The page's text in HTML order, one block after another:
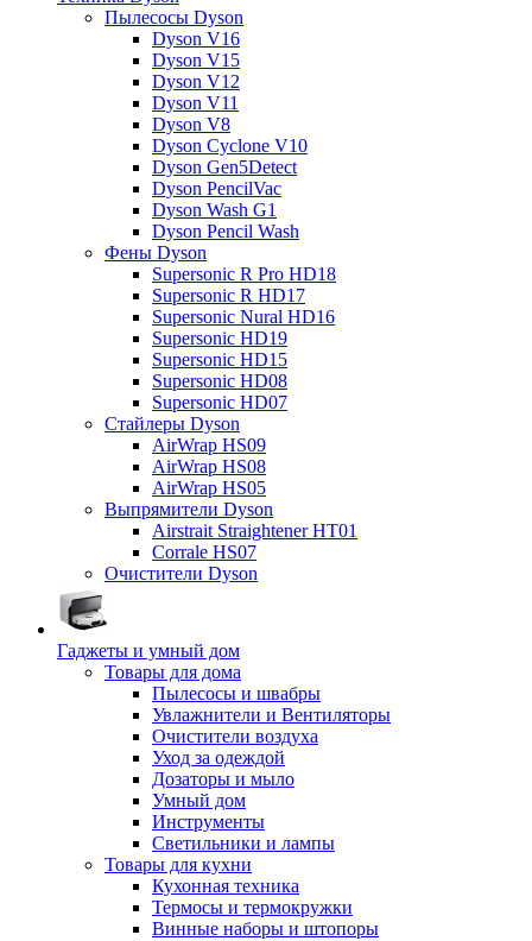
Пылесосы Dyson
Dyson V16
Dyson V15
Dyson V12
Dyson V11
Dyson V8
Dyson Cyclone V10
Dyson Gen5Detect
Dyson PencilVac
Dyson Wash G1
Dyson Pencil Wash
Фены Dyson
Supersonic R Pro HD18
Supersonic R HD17
Supersonic Nural HD16
Supersonic HD19
Supersonic HD15
Supersonic HD08
Supersonic HD07
Стайлеры Dyson
AirWrap HS09
AirWrap HS08
AirWrap HS05
Выпрямители Dyson
Airstrait Straightener HT01
Corrale HS07
Очистители Dyson
Гаджеты и умный дом
Товары для дома
Пылесосы и швабры
Увлажнители и Вентиляторы
Очистители воздуха
Уход за одеждой
Дозаторы и мыло
Умный дом
Инструменты
Светильники и лампы
Товары для кухни
Кухонная техника
Термосы и термокружки
Винные наборы и штопоры